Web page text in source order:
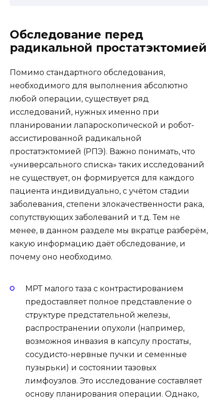
Обследование перед
радикальной простатэктомией
Помимо стандартного обследования,
необходимого для выполнения абсолютно
любой операции, существует ряд
исследований, нужных именно при
планировании лапароскопической и робот-
ассистированной радикальной
простатэктомией (РПЭ). Важно понимать, что
«универсального списка» таких исследований
не существует, он формируется для каждого
пациента индивидуально, с учётом стадии
заболевания, степени злокачественности рака,
сопутствующих заболеваний и т.д. Тем не
менее, в данном разделе мы вкратце разберём,
какую информацию даёт обследование, и
почему оно необходимо.
МРТ малого таза с контрастированием
предоставляет полное представление о
структуре предстательной железы,
распространении опухоли (например,
возможноя инвазия в капсулу простаты,
сосудисто-нервные пучки и семенные
пузырьки) и состоянии тазовых
лимфоузлов. Это исследование составляет
основу планирования операции. Однако,